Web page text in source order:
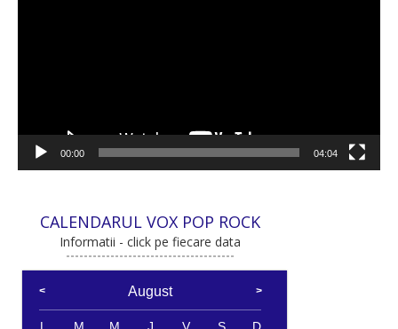
00:00 04:04
CALENDARUL VOX POP ROCK
Informatii - click pe fiecare data
August